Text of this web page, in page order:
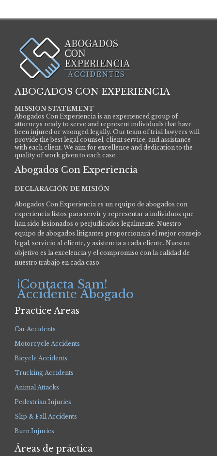
ABOGADOS CON EXPERIENCIA
MISSION STATEMENT
Abogados Con Experiencia is an experienced group of
attorneys ready to serve and represent individuals that have
been injured or wronged legally. Our team of trial lawyers will
provide the best legal counsel, client service, and assistance
with each client. We aim for excellence and dedication to the
quality of work given to each case.
Abogados Con Experiencia
DECLARACIÓN DE MISIÓN
Abogados Con Experiencia es un equipo de abogados con
experiencia listos para servir y representar a individuos que
han sido lesionados o perjudicados legalmente. Nuestro
equipo de abogados litigantes proporcionará el mejor consejo
legal, servicio al cliente, y asistencia a cada cliente. Nuestro
objetivo es la excelencia y el compromiso con la calidad de
nuestro trabajo en cada caso.
¡Contacta Sam!
Accidente Abogado
Practice Areas
Car Accidents
Motorcycle Accidents
Bicycle Accidents
Trucking Accidents
Animal Attacks
Pedestrian Injuries
Slip & Fall Accidents
Burn Injuries
Áreas de práctica